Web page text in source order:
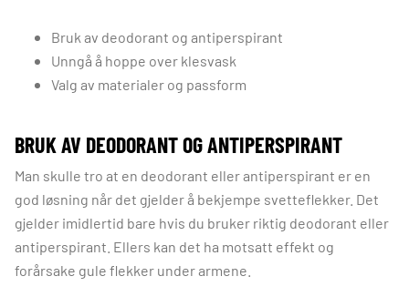
Bruk av deodorant og antiperspirant
Unngå å hoppe over klesvask
Valg av materialer og passform
BRUK AV DEODORANT OG ANTIPERSPIRANT
Man skulle tro at en deodorant eller antiperspirant er en
god løsning når det gjelder å bekjempe svetteflekker. Det
gjelder imidlertid bare hvis du bruker riktig deodorant eller
antiperspirant. Ellers kan det ha motsatt effekt og
forårsake gule flekker under armene.